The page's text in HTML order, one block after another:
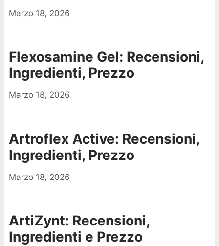
Marzo 18, 2026
Flexosamine Gel: Recensioni,
Ingredienti, Prezzo
Marzo 18, 2026
Artroflex Active: Recensioni,
Ingredienti, Prezzo
Marzo 18, 2026
ArtiZynt: Recensioni,
Ingredienti e Prezzo